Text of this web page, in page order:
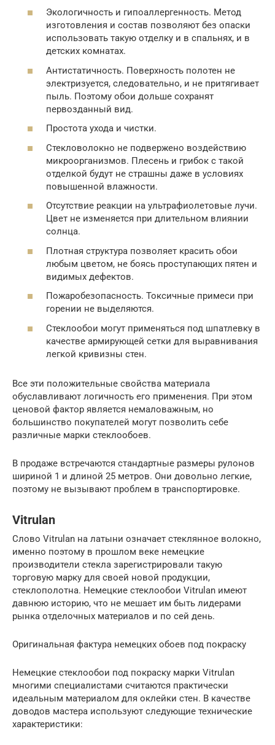
Экологичность и гипоаллергенность. Метод
изготовления и состав позволяют без опаски
использовать такую отделку и в спальнях, и в
детских комнатах.
Антистатичность. Поверхность полотен не
электризуется, следовательно, и не притягивает
пыль. Поэтому обои дольше сохранят
первозданный вид.
Простота ухода и чистки.
Стекловолокно не подвержено воздействию
микроорганизмов. Плесень и грибок с такой
отделкой будут не страшны даже в условиях
повышенной влажности.
Отсутствие реакции на ультрафиолетовые лучи.
Цвет не изменяется при длительном влиянии
солнца.
Плотная структура позволяет красить обои
любым цветом, не боясь проступающих пятен и
видимых дефектов.
Пожаробезопасность. Токсичные примеси при
горении не выделяются.
Стеклообои могут применяться под шпатлевку в
качестве армирующей сетки для выравнивания
легкой кривизны стен.
Все эти положительные свойства материала
обуславливают логичность его применения. При этом
ценовой фактор является немаловажным, но
большинство покупателей могут позволить себе
различные марки стеклообоев.
В продаже встречаются стандартные размеры рулонов
шириной 1 и длиной 25 метров. Они довольно легкие,
поэтому не вызывают проблем в транспортировке.
Vitrulan
Слово Vitrulan на латыни означает стеклянное волокно,
именно поэтому в прошлом веке немецкие
производители стекла зарегистрировали такую
торговую марку для своей новой продукции,
стеклополотна. Немецкие стеклообои Vitrulan имеют
давнюю историю, что не мешает им быть лидерами
рынка отделочных материалов и по сей день.
Оригинальная фактура немецких обоев под покраску
Немецкие стеклообои под покраску марки Vitrulan
многими специалистами считаются практически
идеальным материалом для оклейки стен. В качестве
доводов мастера используют следующие технические
характеристики: